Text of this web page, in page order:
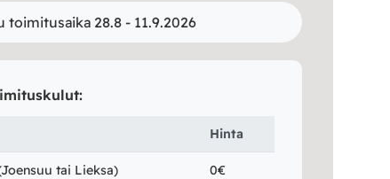
toimitusaika 28.8 - 11.9.2026
Hinta
tai Lieksa) 0€